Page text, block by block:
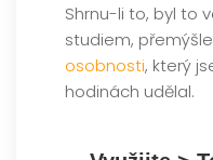
Shrnu-li to, byl to
studiem,
osobnosti, který
hodinách udělal.